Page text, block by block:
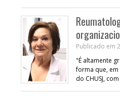
Publicado em
"É altamente
forma que,
do CHUSJ,